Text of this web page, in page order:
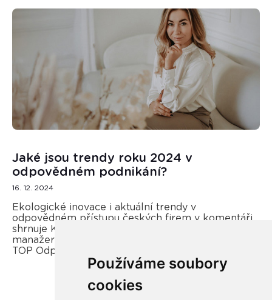
Používáme soubory
cookies
Jaké jsou trendy roku 2024 v
odpovědném podnikání?
16. 12. 2024
Ekologické inovace i aktuální trendy v
odpovědném přístupu českých firem v komentáři
shrnuje Kateřina Opletal Průchová, regionální
manažerka REMA Systém a porotkyně soutěže
TOP Odpovědná firma.